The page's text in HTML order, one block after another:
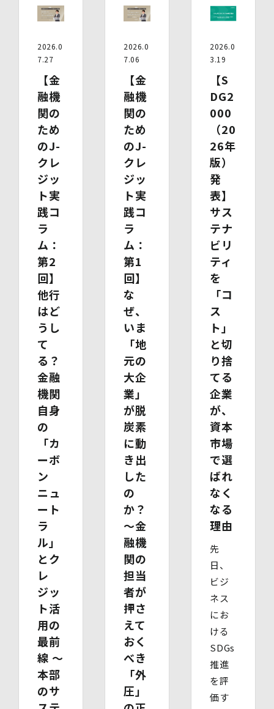
以外の目的で利用することはありません。
当社の保有個人データについて、利用目的の通知・開示・
内容の訂正・追加又は削除・利用の停止・消去、第三者へ
といいます。）をご希望の場合は、本人又はその代理人か
らのお申し出であることを確認した上で対応いたします。
もし、ご希望の全部又は一部に応じられない場合はその理
由をご説明いたします。
また、当該お申し出によって取得した個人情報は、お申し
出に関する連絡・事務手続に必要な範囲でのみ利用しま
す。
(1)開示等の求めのお申し出先
当社は、開示等の依頼を受け、当該依頼が個人情報保護法
に定める要件を満たす場合には、当社の定める手続に従っ
て速やかに対応します。
開示等のお求めについては、以下のお問い合わせ窓口まで
お申し出ください。
(2)開示等の求めに関するお手続
お申し出受付け後、当社「保有個人情報に関する開示等の
請求書」を送付いたします。 ご記入いただいた「請求
書」と「本人確認書類のコピー」、代理人によるお求めの
場合は「代理人であることを確認する書類」を送付してく
ださい。また、各資料に含まれる本籍地情報は都道府県ま
でとし、それ以降の情報は黒塗り等の処理をしてくださ
い。
・ 本人確認書類の写し（運転免許証、パスポート、健康
保険証、住民票、年金手帳等）
・ 代理人であることを確認する書類
【代理人様が未成年者の法定代理人の場合】
・ 代理人様ご本人の本人確認書類の写し
・ いずれかの写し（戸籍謄本、住民票（続柄の記載され
たもの）、その他法定代理権の確認ができる公的書類）
【代理人様が成年被後見人の法定代理人の場合】
・ 代理人様ご本人の本人確認書類の写し
・ いずれかの写し（成年被後見人であることを証明する
登記事項証明書、その他法定代理権の確認ができる公的書
【委任による代理人様の場合】
・ 委任状
・ ご本人の印鑑証明書（3ヶ月以内に発行されたもの）
・ 委任を受けたご本人の本人確認書類の写し
(3)開示等のご請求の手数料及び徴収方法
1回のお求めにつき1,000円（紙面でのご請求の場合は、
お送りいただく請求書等に郵便為替を同封していただきま
す。その他の方法でご請求いただく場合は、ご請求時にご
相談させていただきます。）
(4)開示等の請求及びお問い合わせ窓口
個人情報保護管理者
株式会社バイウィル 管理部長
・住所：東京都中央区銀座7丁目3番5号 ヒューリック銀座
7丁目ビル 4階
・連絡先：info@bywill.co.jp
【個人情報を与えることの任意性及び当該情報を与えな
2026.0
7.27
【金
融機
関の
ため
のJ-
クレ
ジッ
ト実
践コ
ラ
ム：
第2
回】
他行
はど
うし
て
る？
金融
機関
自身
の
「カ
ーボ
ン
ニュ
ート
ラ
ル」
とク
レ
ジッ
ト活
用の
最前
線 〜
本部
のサ
2026.0
7.06
【金
融機
関の
ため
のJ-
クレ
ジッ
ト実
践コ
ラ
ム：
第1
回】
な
ぜ、
いま
「地
元の
大企
業」
が脱
炭素
に動
き出
した
の
か？
〜金
融機
関の
担当
者が
押さ
えて
おく
べき
「外
圧」
2026.0
3.19
【S
DG2
000
（20
26年
版）
発
表】
サス
テナ
ビリ
ティ
を
「コ
ス
ト」
と切
り捨
てる
企業
が、
資本
市場
で選
ばれ
なく
なる
理由
先
日、
ビジ
ネス
にお
ける
SDGs
推進
を評
価す